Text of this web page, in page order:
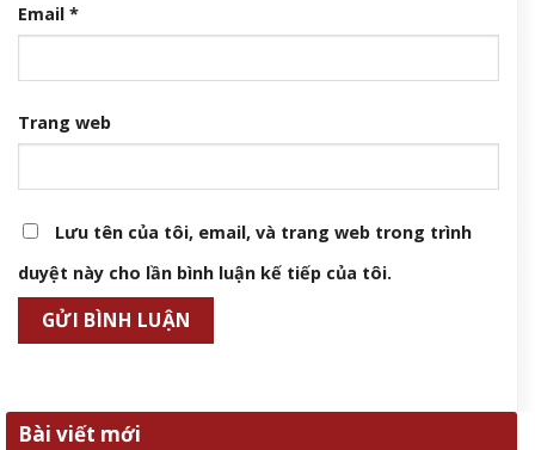
Email *
Trang web
Lưu tên của tôi, email, và trang web trong trình
duyệt này cho lần bình luận kế tiếp của tôi.
Bài viết mới